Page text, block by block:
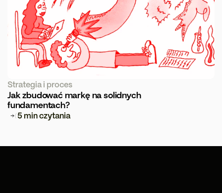
Strategia i proces
Jak zbudować markę na solidnych
fundamentach?
5 min czytania